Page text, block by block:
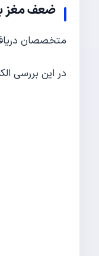
ضعف مغز
متخصصان
در این بررسی